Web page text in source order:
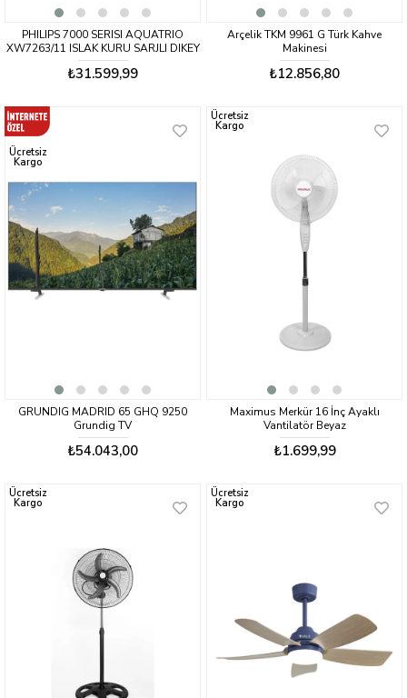
PHILIPS 7000 SERISI AQUATRIO
XW7263/11 ISLAK KURU SARJLI DIKEY
SUPURGE
₺31.599,99
Arçelik TKM 9961 G Türk Kahve
Makinesi
₺12.856,80
GRUNDIG MADRID 65 GHQ 9250
Grundig TV
₺54.043,00
Ücretsiz
Kargo
Maximus Merkür 16 İnç Ayaklı
Vantilatör Beyaz
₺1.699,99
Ücretsiz
Kargo
Ücretsiz
Kargo
Ücretsiz
Kargo